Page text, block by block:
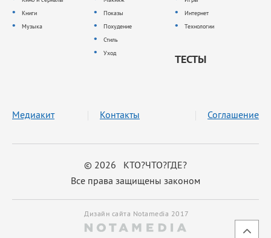
Книги
Музыка
Показы
Похудение
Стиль
Уход
Интернет
Технологии
ТЕСТЫ
© 2026 КТО?ЧТО?ГДЕ?
Все права защищены законом
Медиакит Контакты Соглашение
Дизайн сайта Notamedia 2017